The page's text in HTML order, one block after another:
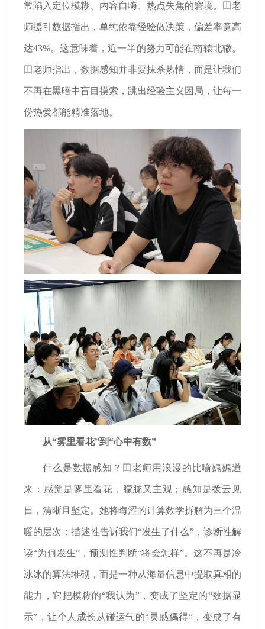
常陷入定位模糊、内容自嗨、热点失焦的窘境。田老
师援引数据指出，单纯依靠经验做决策，偏差率竟高
达43%。这意味着，近一半的努力可能在南辕北辙。
田老师指出，数据感知并非要抹杀热情，而是让我们
不再在黑暗中盲目摸索，跳出经验主义困局，让每一
份热爱都能精准落地。
从“雾里看花”到“心中有数”
什么是数据感知？田老师用浪漫的比喻娓娓道
来：感觉是雾里看花，朦胧又主观；感知是拨云见
日，清晰且坚定。她将晦涩的计算数学拆解为三个温
暖的层次：描述性告诉我们“发生了什么”，诊断性解
读“为何发生”，预测性判断“将会怎样”。这不再是冷
冰冰的算法堆砌，而是一种从海量信息中提取真相的
能力，它把模糊的“我认为”，变成了坚定的“数据显
示”，让个人成长从碰运气的“灵感偶得”，变成了有